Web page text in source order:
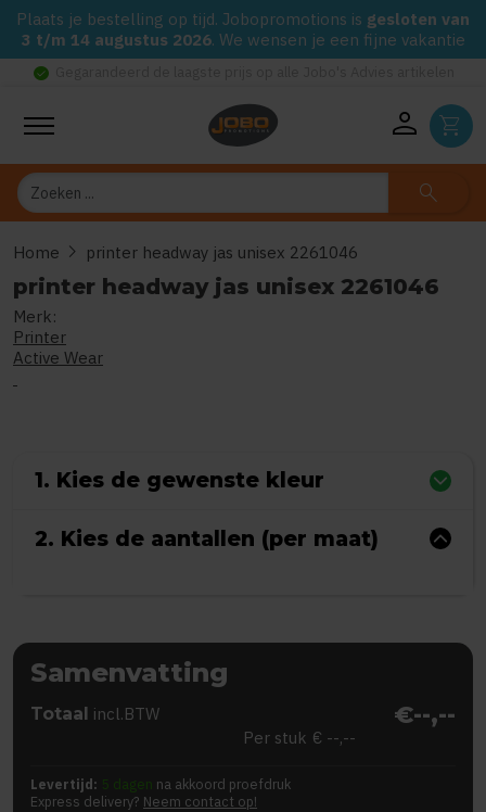
Plaats je bestelling op tijd. Jobopromotions is gesloten van
3 t/m 14 augustus 2026. We wensen je een fijne vakantie
check_circle
person shopping_cart
Zoeken search
Home chevron_right printer headway jas unisex 2261046
printer headway jas unisex 2261046
Merk:
Printer
Active Wear
1. Kies de gewenste kleur
2. Kies de aantallen (per maat)
Samenvatting
Totaal incl.BTW €--,--
Per stuk € --,--
Levertijd: 5 dagen na akkoord proefdruk
Express delivery? Neem contact op!